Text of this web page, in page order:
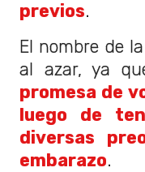
previos.
El nombre de
al azar, ya
promesa de
luego de
diversas
embarazo.